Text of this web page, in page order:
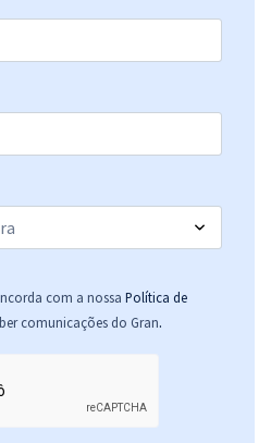
Federal da 1ª Região - Técnico
- Especialidade: Agente da Polícia
Judicial
deR$35,33
R$ 105,98 (-20%)
Federal da 1ª Região - Analista
- Especialidade: Inspetor da Polícia
com a nossa Política de
comunicações do Gran.